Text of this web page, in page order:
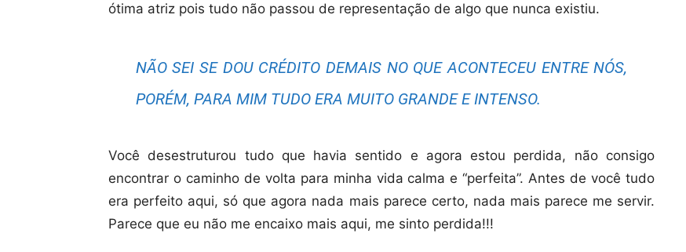
ótima atriz pois tudo não passou de representação de algo que nunca existiu.
NÃO SEI SE DOU CRÉDITO DEMAIS NO QUE ACONTECEU ENTRE NÓS,
PORÉM, PARA MIM TUDO ERA MUITO GRANDE E INTENSO.
Você desestruturou tudo que havia sentido e agora estou perdida, não consigo
encontrar o caminho de volta para minha vida calma e “perfeita”. Antes de você tudo
era perfeito aqui, só que agora nada mais parece certo, nada mais parece me servir.
Parece que eu não me encaixo mais aqui, me sinto perdida!!!